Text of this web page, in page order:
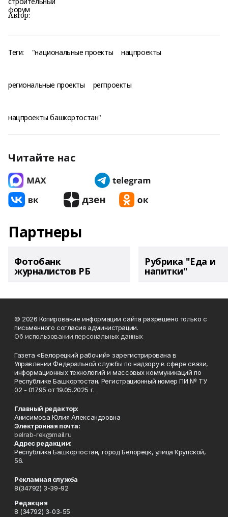
Автор:
Теги: "национальные проекты нацпроекты
региональные проекты регпроекты
нацпроекты башкортостан"
Читайте нас
Партнеры
Фотобанк
журналистов РБ
Рубрика "Еда и
напитки"
© 2026 Копирование информации сайта разрешено только с
письменного согласия администрации.
Об использовании персональных данных
Газета «Белорецкий рабочий» зарегистрирована в
Управлении Федеральной службы по надзору в сфере связи,
информационных технологий и массовых коммуникаций по
Республике Башкортостан. Регистрационный номер ПИ № ТУ
02 - 01795 от 19.05.2025 г.
Главный редактор:
Анисимова Юлия Александровна
Электронная почта:
belrab-rek@mail.ru
Адрес редакции:
Республика Башкортостан, город Белорецк, улица Крупской,
56.
Рекламная служба
8(34792) 3-39-92
Редакция
8 (34792) 3-03-55